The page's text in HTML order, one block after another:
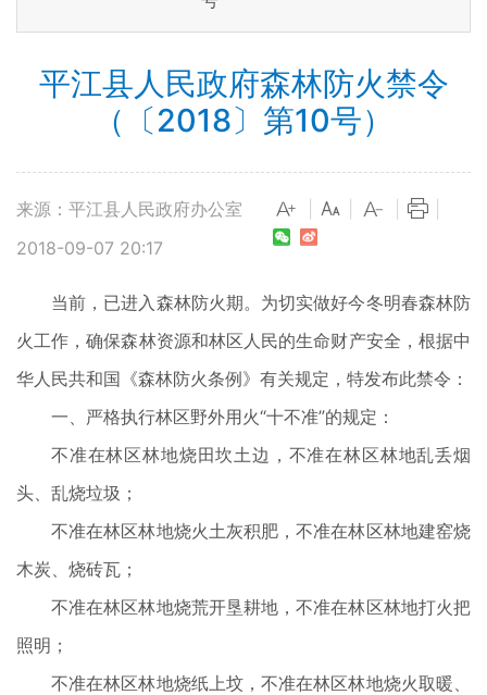
平江县人民政府森林防火禁令
（〔2018〕第10号）
来源：平江县人民政府办公室
2018-09-07 20:17
当前，已进入森林防火期。为切实做好今冬明春森林防
火工作，确保森林资源和林区人民的生命财产安全，根据中
华人民共和国《森林防火条例》有关规定，特发布此禁令：
一、严格执行林区野外用火“十不准”的规定：
不准在林区林地烧田坎土边，不准在林区林地乱丢烟
头、乱烧垃圾；
不准在林区林地烧火土灰积肥，不准在林区林地建窑烧
木炭、烧砖瓦；
不准在林区林地烧荒开垦耕地，不准在林区林地打火把
照明；
不准在林区林地烧纸上坟，不准在林区林地烧火取暖、